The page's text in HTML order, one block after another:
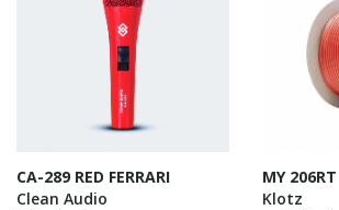
CA-289 RED FERRARI
Clean Audio
MY 206RT
Klotz